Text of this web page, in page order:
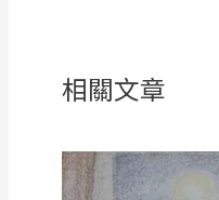
相關文章